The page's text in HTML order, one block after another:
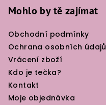
Mohlo by tě zajímat
Obchodní podmínky
Ochrana osobních údajů
Vrácení zboží
Kdo je tečka?
Kontakt
Moje objednávka